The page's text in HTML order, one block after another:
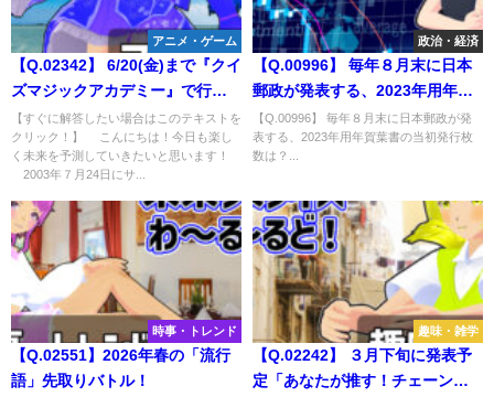
アニメ・ゲーム
【Q.02342】 6/20(金)まで『クイ
ズマジックアカデミー』で行わ
れているランキング検定「世界
地理」。ランキング終了まで
に、公式サイトに掲載される
の人数は？
【すぐに解答したい場合はこのテキストを
クリック！】 こんにちは！今日も楽し
く未来を予測していきたいと思います！
2003年７月24日にサ...
政治・経済
【Q.00996】 毎年８月末に日本
郵政が発表する、2023年用年賀
葉書の当初発行枚数は？
【Q.00996】 毎年８月末に日本郵政が発
表する、2023年用年賀葉書の当初発行枚
数は？...
時事・トレンド
【Q.02551】2026年春の「流行
語」先取りバトル！
趣味・雑学
【Q.02242】 ３月下旬に発表予
定「あなたが推す！チェーンス